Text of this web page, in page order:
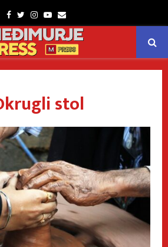
Facebook
TwitterInstagram
Youtube
Email
stol